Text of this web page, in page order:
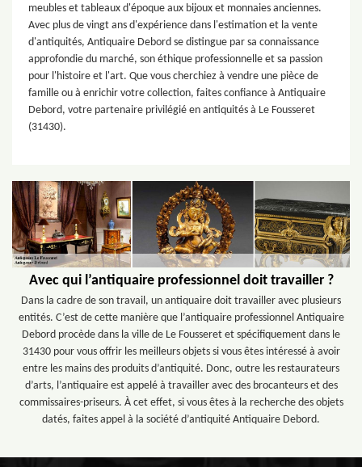
meubles et tableaux d'époque aux bijoux et monnaies anciennes.
Avec plus de vingt ans d'expérience dans l'estimation et la vente
d'antiquités, Antiquaire Debord se distingue par sa connaissance
approfondie du marché, son éthique professionnelle et sa passion
pour l'histoire et l'art. Que vous cherchiez à vendre une pièce de
famille ou à enrichir votre collection, faites confiance à Antiquaire
Debord, votre partenaire privilégié en antiquités à Le Fousseret
(31430).
Avec qui l’antiquaire professionnel doit travailler ?
Dans la cadre de son travail, un antiquaire doit travailler avec plusieurs
entités. C’est de cette manière que l’antiquaire professionnel Antiquaire
Debord procède dans la ville de Le Fousseret et spécifiquement dans le
31430 pour vous offrir les meilleurs objets si vous êtes intéressé à avoir
entre les mains des produits d’antiquité. Donc, outre les restaurateurs
d’arts, l’antiquaire est appelé à travailler avec des brocanteurs et des
commissaires-priseurs. À cet effet, si vous êtes à la recherche des objets
datés, faites appel à la société d’antiquité Antiquaire Debord.